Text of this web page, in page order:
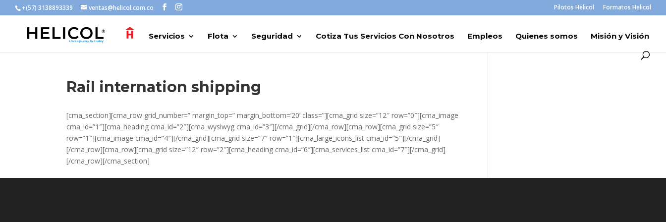
+(57) 3138893339 ventas@helicol.com.co Pilotos Helicol Formatos Helicol
Servicios Flota Seguridad Cotiza Tus Servicios Con Nosotros Empleos Quienes somos Misión y Visión
Rail internation shipping
[cma_section][cma_row grid_number=” margin_top=” margin_bottom=’20’ class=”][cma_grid size=”12″ row=”0″][cma_image
cma_id=”1″][cma_heading cma_id=”2″][cma_wysiwyg cma_id=”3″][/cma_grid][/cma_row][cma_row][cma_grid size=”5″
row=”1″][cma_image cma_id=”4″][/cma_grid][cma_grid size=”7″ row=”1″][cma_large_icons_list cma_id=”5″][/cma_grid]
[/cma_row][cma_row][cma_grid size=”12″ row=”2″][cma_heading cma_id=”6″][cma_services_list cma_id=”7″][/cma_grid]
[/cma_row][/cma_section]